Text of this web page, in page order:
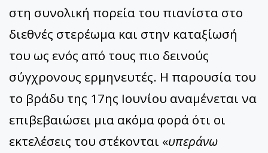
στη συνολική πορεία του πιανίστα στο
διεθνές στερέωμα και στην καταξίωσή
του ως ενός από τους πιο δεινούς
σύγχρονους ερμηνευτές. Η παρουσία του
το βράδυ της 17ης Ιουνίου αναμένεται να
επιβεβαιώσει μια ακόμα φορά ότι οι
εκτελέσεις του στέκονται «υπεράνω